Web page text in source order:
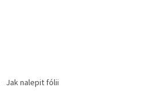
Jak nalepit fólii